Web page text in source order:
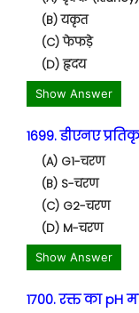
(B) यकृत
(C) फेफड़े
(D) हृदय
Show Answer
1699. डीएनए
(A) G1-चरण
(B) S-चरण
(C) G2-चरण
(D) M-चरण
Show Answer
1700. रक्त का pH